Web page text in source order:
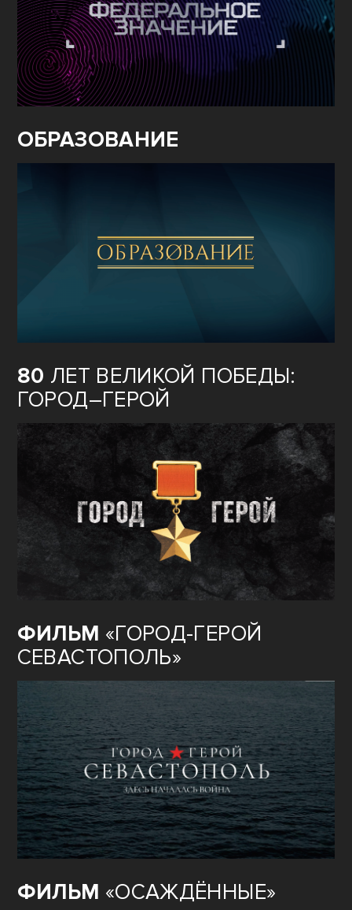
ОБРАЗОВАНИЕ
80 ЛЕТ ВЕЛИКОЙ ПОБЕДЫ:
ГОРОД–ГЕРОЙ
ФИЛЬМ «ГОРОД-ГЕРОЙ
СЕВАСТОПОЛЬ»
ФИЛЬМ «ОСАЖДЁННЫЕ»